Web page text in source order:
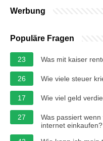
Werbung
Populäre Fragen
23 Was mit kaiser
26 Wie viele steuer
17 Wie viel geld
27
Was passiert
internet einkaufen?